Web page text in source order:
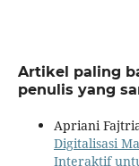
Artikel paling
penulis yang
Apriani
Digitalisasi
Interaktif